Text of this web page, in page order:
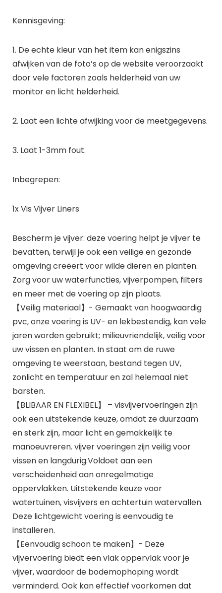
Kennisgeving:
1. De echte kleur van het item kan enigszins
afwijken van de foto’s op de website veroorzaakt
door vele factoren zoals helderheid van uw
monitor en licht helderheid.
2. Laat een lichte afwijking voor de meetgegevens.
3. Laat 1-3mm fout.
Inbegrepen:
1x Vis Vijver Liners
Bescherm je vijver: deze voering helpt je vijver te
bevatten, terwijl je ook een veilige en gezonde
omgeving creëert voor wilde dieren en planten.
Zorg voor uw waterfuncties, vijverpompen, filters
en meer met de voering op zijn plaats.
【Veilig materiaal】- Gemaakt van hoogwaardig
pvc, onze voering is UV- en lekbestendig, kan vele
jaren worden gebruikt; milieuvriendelijk, veilig voor
uw vissen en planten. In staat om de ruwe
omgeving te weerstaan, bestand tegen UV,
zonlicht en temperatuur en zal helemaal niet
barsten.
【BLIBAAR EN FLEXIBEL】 – visvijvervoeringen zijn
ook een uitstekende keuze, omdat ze duurzaam
en sterk zijn, maar licht en gemakkelijk te
manoeuvreren. vijver voeringen zijn veilig voor
vissen en langdurig.Voldoet aan een
verscheidenheid aan onregelmatige
oppervlakken. Uitstekende keuze voor
watertuinen, visvijvers en achtertuin watervallen.
Deze lichtgewicht voering is eenvoudig te
installeren.
【Eenvoudig schoon te maken】- Deze
vijvervoering biedt een vlak oppervlak voor je
vijver, waardoor de bodemophoping wordt
verminderd. Ook kan effectief voorkomen dat